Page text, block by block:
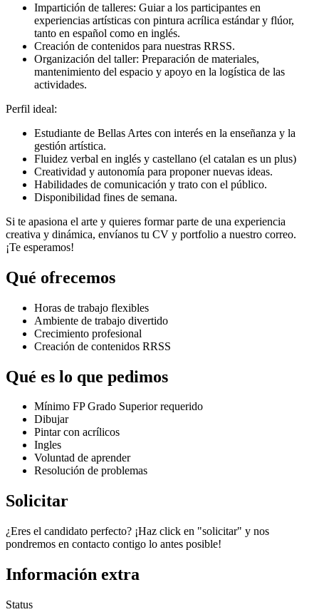
Impartición de talleres: Guiar a los participantes en
experiencias artísticas con pintura acrílica estándar y flúor,
tanto en español como en inglés.
Creación de contenidos para nuestras RRSS.
Organización del taller: Preparación de materiales,
mantenimiento del espacio y apoyo en la logística de las
actividades.
Perfil ideal:
Estudiante de Bellas Artes con interés en la enseñanza y la
gestión artística.
Fluidez verbal en inglés y castellano (el catalan es un plus)
Creatividad y autonomía para proponer nuevas ideas.
Habilidades de comunicación y trato con el público.
Disponibilidad fines de semana.
Si te apasiona el arte y quieres formar parte de una experiencia
creativa y dinámica, envíanos tu CV y portfolio a nuestro correo.
¡Te esperamos!
Qué ofrecemos
Horas de trabajo flexibles
Ambiente de trabajo divertido
Crecimiento profesional
Creación de contenidos RRSS
Qué es lo que pedimos
Mínimo FP Grado Superior requerido
Dibujar
Pintar con acrílicos
Ingles
Voluntad de aprender
Resolución de problemas
Solicitar
¿Eres el candidato perfecto? ¡Haz click en "solicitar" y nos
pondremos en contacto contigo lo antes posible!
Información extra
Status